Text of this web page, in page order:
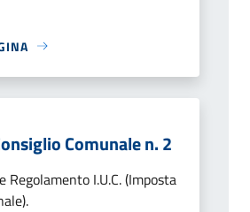
Comunale n. 2
Regolamento I.U.C. (Imposta